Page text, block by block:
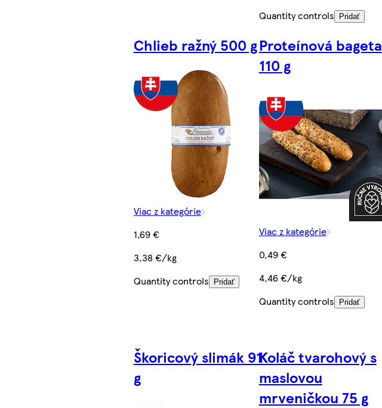
Quantity controls
Pridať
Chlieb ražný 500 g
Viac z kategórie
1,69 €
3,38 €/kg
Quantity controls
Pridať
Proteínová bageta
110 g
Viac z kategórie
0,49 €
4,46 €/kg
Quantity controls
Pridať
Škoricový slimák 91
g
Koláč tvarohový s
maslovou
mrveničkou 75 g